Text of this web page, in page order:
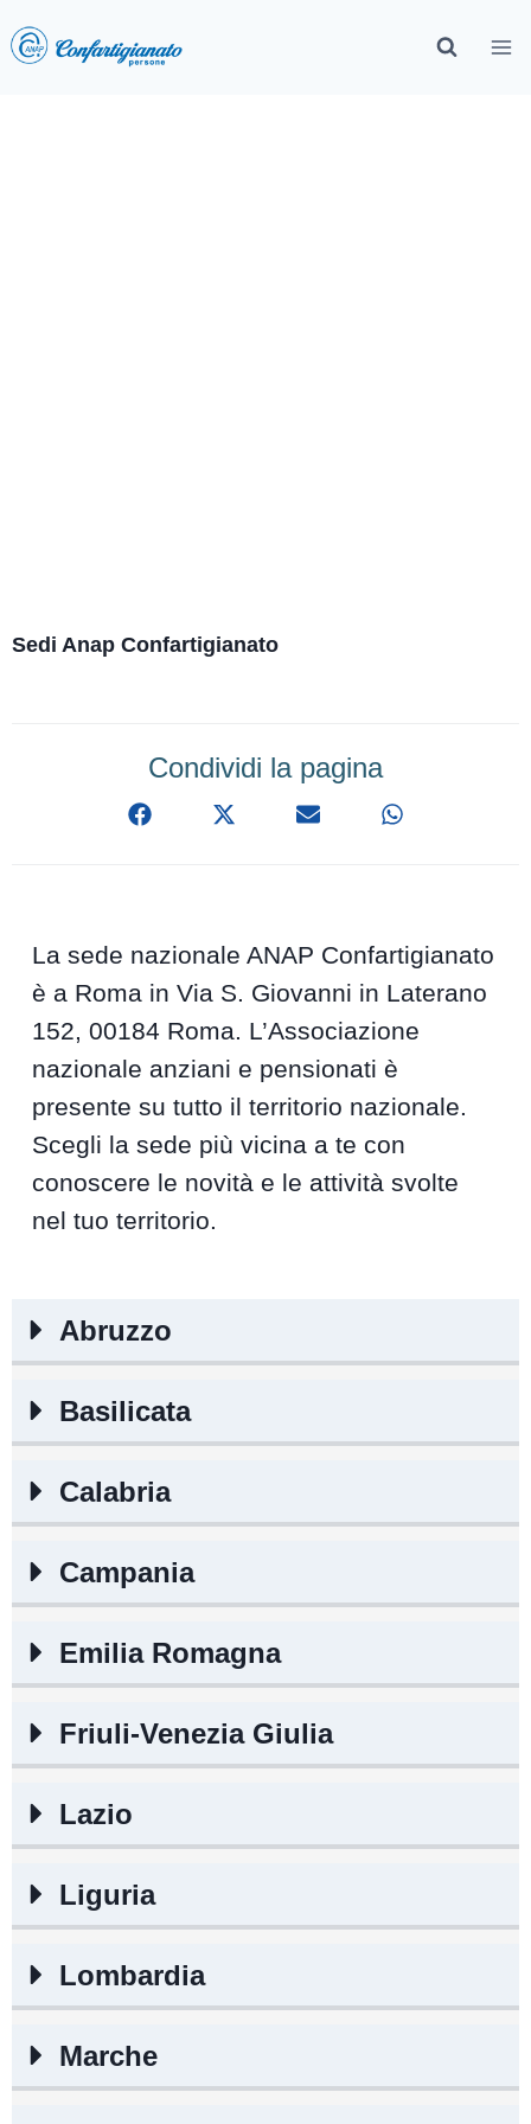
Sedi Anap Confartigianato
Condividi la pagina
La sede nazionale ANAP Confartigianato
è a Roma in Via S. Giovanni in Laterano
152, 00184 Roma. L’Associazione
nazionale anziani e pensionati è
presente su tutto il territorio nazionale.
Scegli la sede più vicina a te con
conoscere le novità e le attività svolte
nel tuo territorio.
Abruzzo
Basilicata
Calabria
Campania
Emilia Romagna
Friuli-Venezia Giulia
Lazio
Liguria
Lombardia
Marche